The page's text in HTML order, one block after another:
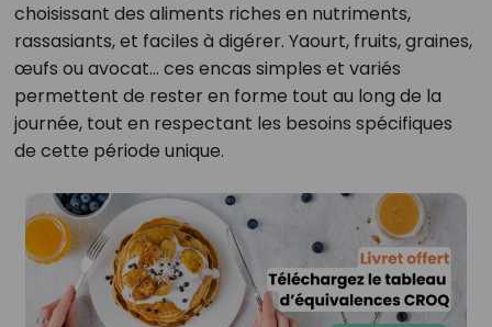
choisissant des aliments riches en nutriments,
rassasiants, et faciles à digérer. Yaourt, fruits, graines,
œufs ou avocat… ces encas simples et variés
permettent de rester en forme tout au long de la
journée, tout en respectant les besoins spécifiques
de cette période unique.